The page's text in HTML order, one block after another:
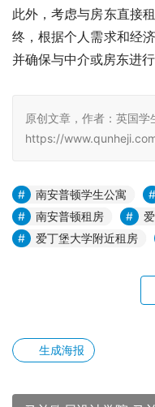
此外，考虑与房东直接
终，根据个人需求和经
并确保与中介或房东进
原创文章，作者：英国学
https://
南安普顿学生公寓
南安普顿租房
爱丁堡大学附近租房
生成海报